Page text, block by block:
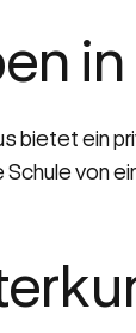
bietet ein
von